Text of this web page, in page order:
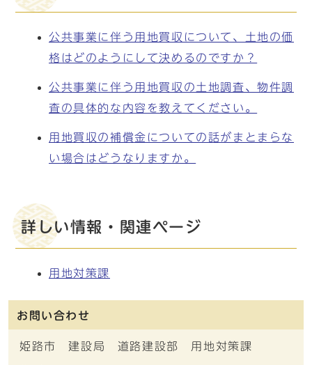
公共事業に伴う用地買収について、土地の価
格はどのようにして決めるのですか？
公共事業に伴う用地買収の土地調査、物件調
査の具体的な内容を教えてください。
用地買収の補償金についての話がまとまらな
い場合はどうなりますか。
詳しい情報・関連ページ
用地対策課
お問い合わせ
姫路市 建設局 道路建設部 用地対策課